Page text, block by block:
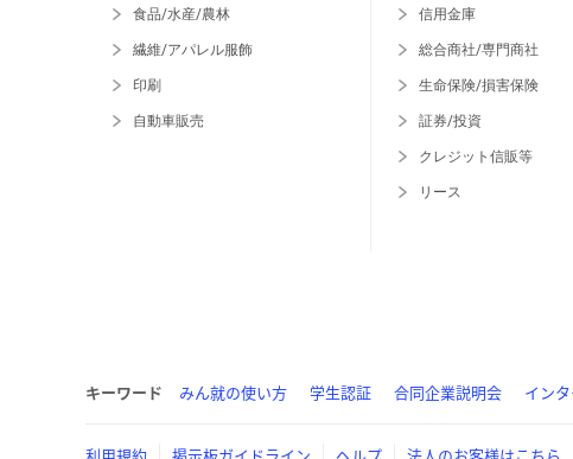
食品/水産/農林
繊維/アパレル服飾
印刷
自動車販売
信用金庫
総合商社/専門商社
生命保険/損害保険
証券/投資
クレジット信販等
リース
キーワード みん就の使い方 学生認証 合同企業説明会 イン